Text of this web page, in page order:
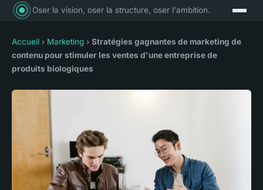
Oser la vision, oser la structure, oser l'ambition.
Accueil › Marketing › Stratégies gagnantes de marketing de
contenu pour stimuler les ventes d'une entreprise de
produits biologiques